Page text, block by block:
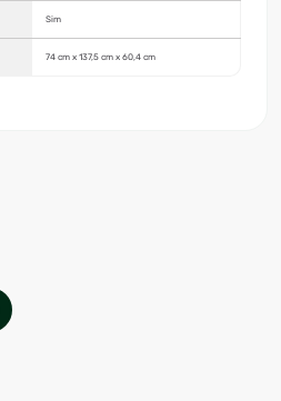
Sim
74 cm x 137,5 cm x 60,4 cm